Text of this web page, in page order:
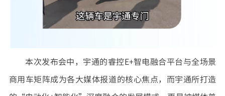
本次发布会中，宇通的睿控E+智电融合平台与全场景
商用车矩阵成为各大媒体报道的核心焦点，而宇通所打造